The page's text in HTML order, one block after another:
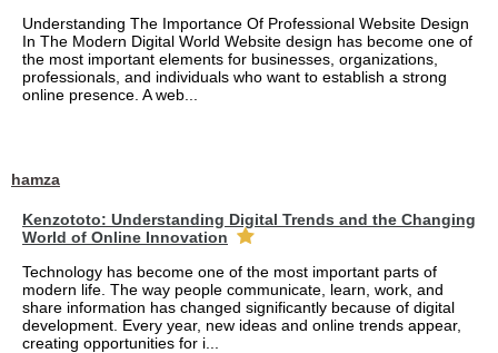
Understanding The Importance Of Professional Website Design
In The Modern Digital World Website design has become one of
the most important elements for businesses, organizations,
professionals, and individuals who want to establish a strong
online presence. A web...
hamza
Kenzototo: Understanding Digital Trends and the Changing
World of Online Innovation
Technology has become one of the most important parts of
modern life. The way people communicate, learn, work, and
share information has changed significantly because of digital
development. Every year, new ideas and online trends appear,
creating opportunities for i...